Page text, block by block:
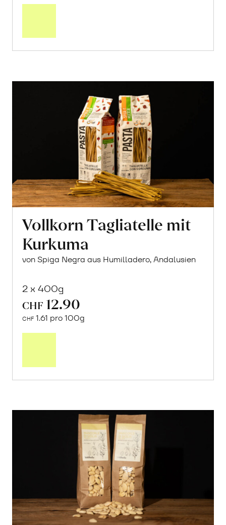
Vollkorn Tagliatelle mit
Kurkuma
von Spiga Negra aus Humilladero, Andalusien
2 x 400g
CHF 12.90
CHF 1.61 pro 100g